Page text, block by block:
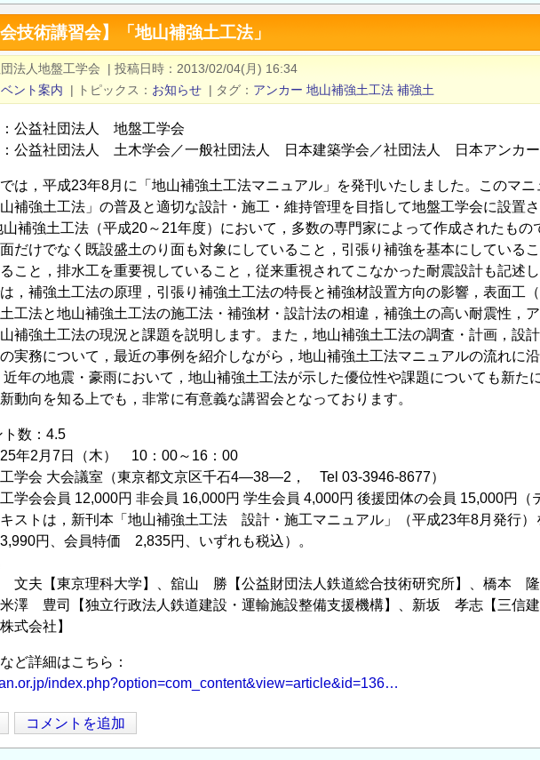
技術講習会】「地山補強土工法」
法人地盤工学会 | 投稿日時
2013/02/04(月) 16:34
ント案内 | トピックス お知らせ | タグ アンカー 地山補強土工法 補強土
公益社団法人 地盤工学会
公益社団法人 土木学会／一般社団法人 日本建築学会／社団法人 日本アンカ
は，平成23年8月に「地山補強土工法マニュアル」を発刊いたしました。このマニ
補強土工法」の普及と適切な設計・施工・維持管理を目指して地盤工学会に設置
補強土工法（平成20～21年度）において，多数の専門家によって作成されたもの
だけでなく既設盛土のり面も対象にしていること，引張り補強を基本にしている
こと，排水工を重要視していること，従来重視されてこなかった耐震設計も記述し
，補強土工法の原理，引張り補強土工法の特長と補強材設置方向の影響，表面工
工法と地山補強土工法の施工法・補強材・設計法の相違，補強土の高い耐震性，
補強土工法の現況と課題を説明します。また，地山補強土工法の調査・計画，設
実務について，最近の事例を紹介しながら，地山補強土工法マニュアルの流れに
近年の地震・豪雨において，地山補強土工法が示した優位性や課題についても新た
動向を知る上でも，非常に有意義な講習会となっております。
数：4.5
年2月7日（木） 10：00～16：00
学会 大会議室（東京都文京区千石4―38―2， Tel 03-3946-8677）
会会員 12,000円 非会員 16,000円 学生会員 4,000円 後援団体の会員 15,000円（
ストは，新刊本「地山補強土工法 設計・施工マニュアル」（平成23年8月発行）
円、会員特価 2,835円、いずれも税込）。
夫【東京理科大学】、舘山 勝【公益財団法人鉄道総合技術研究所】、橋本 隆
米澤 豊司【独立行政法人鉄道建設・運輸施設整備支援機構】、新坂 孝志【三信
式会社】
ど詳細はこちら：
index.php?option=com_content&view=article&id=136…
コメントを追加